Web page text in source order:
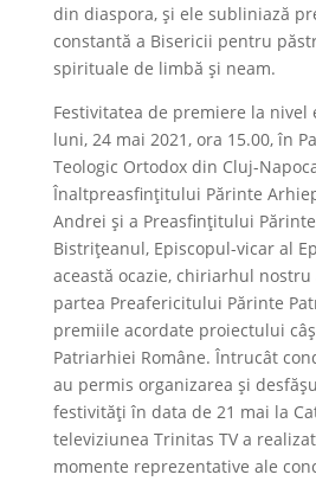
din diaspora, și ele subliniază
constantă a Bisericii pentru
spirituale de limbă și neam.
Festivitatea de premiere la nivel
luni, 24 mai 2021, ora 15.00, în
Teologic Ortodox din Cluj-
Înaltpreasfințitului Părinte
Andrei și a Preasfințitului
Bistrițeanul, Episcopul-vicar al
această ocazie, chiriarhul
partea Preafericitului Părinte
premiile acordate proiectului
Patriarhiei Române. Întrucât
au permis organizarea și
festivități în data de 21 mai la
televiziunea Trinitas TV a
momente reprezentative ale